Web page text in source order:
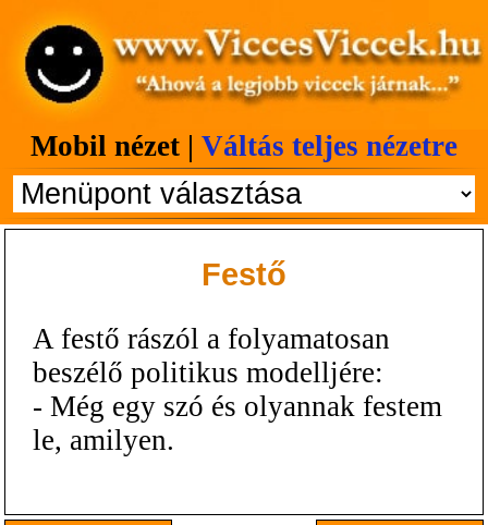
Mobil nézet | Váltás teljes nézetre
Festő
A festő rászól a folyamatosan
beszélő politikus modelljére:
- Még egy szó és olyannak festem
le, amilyen.